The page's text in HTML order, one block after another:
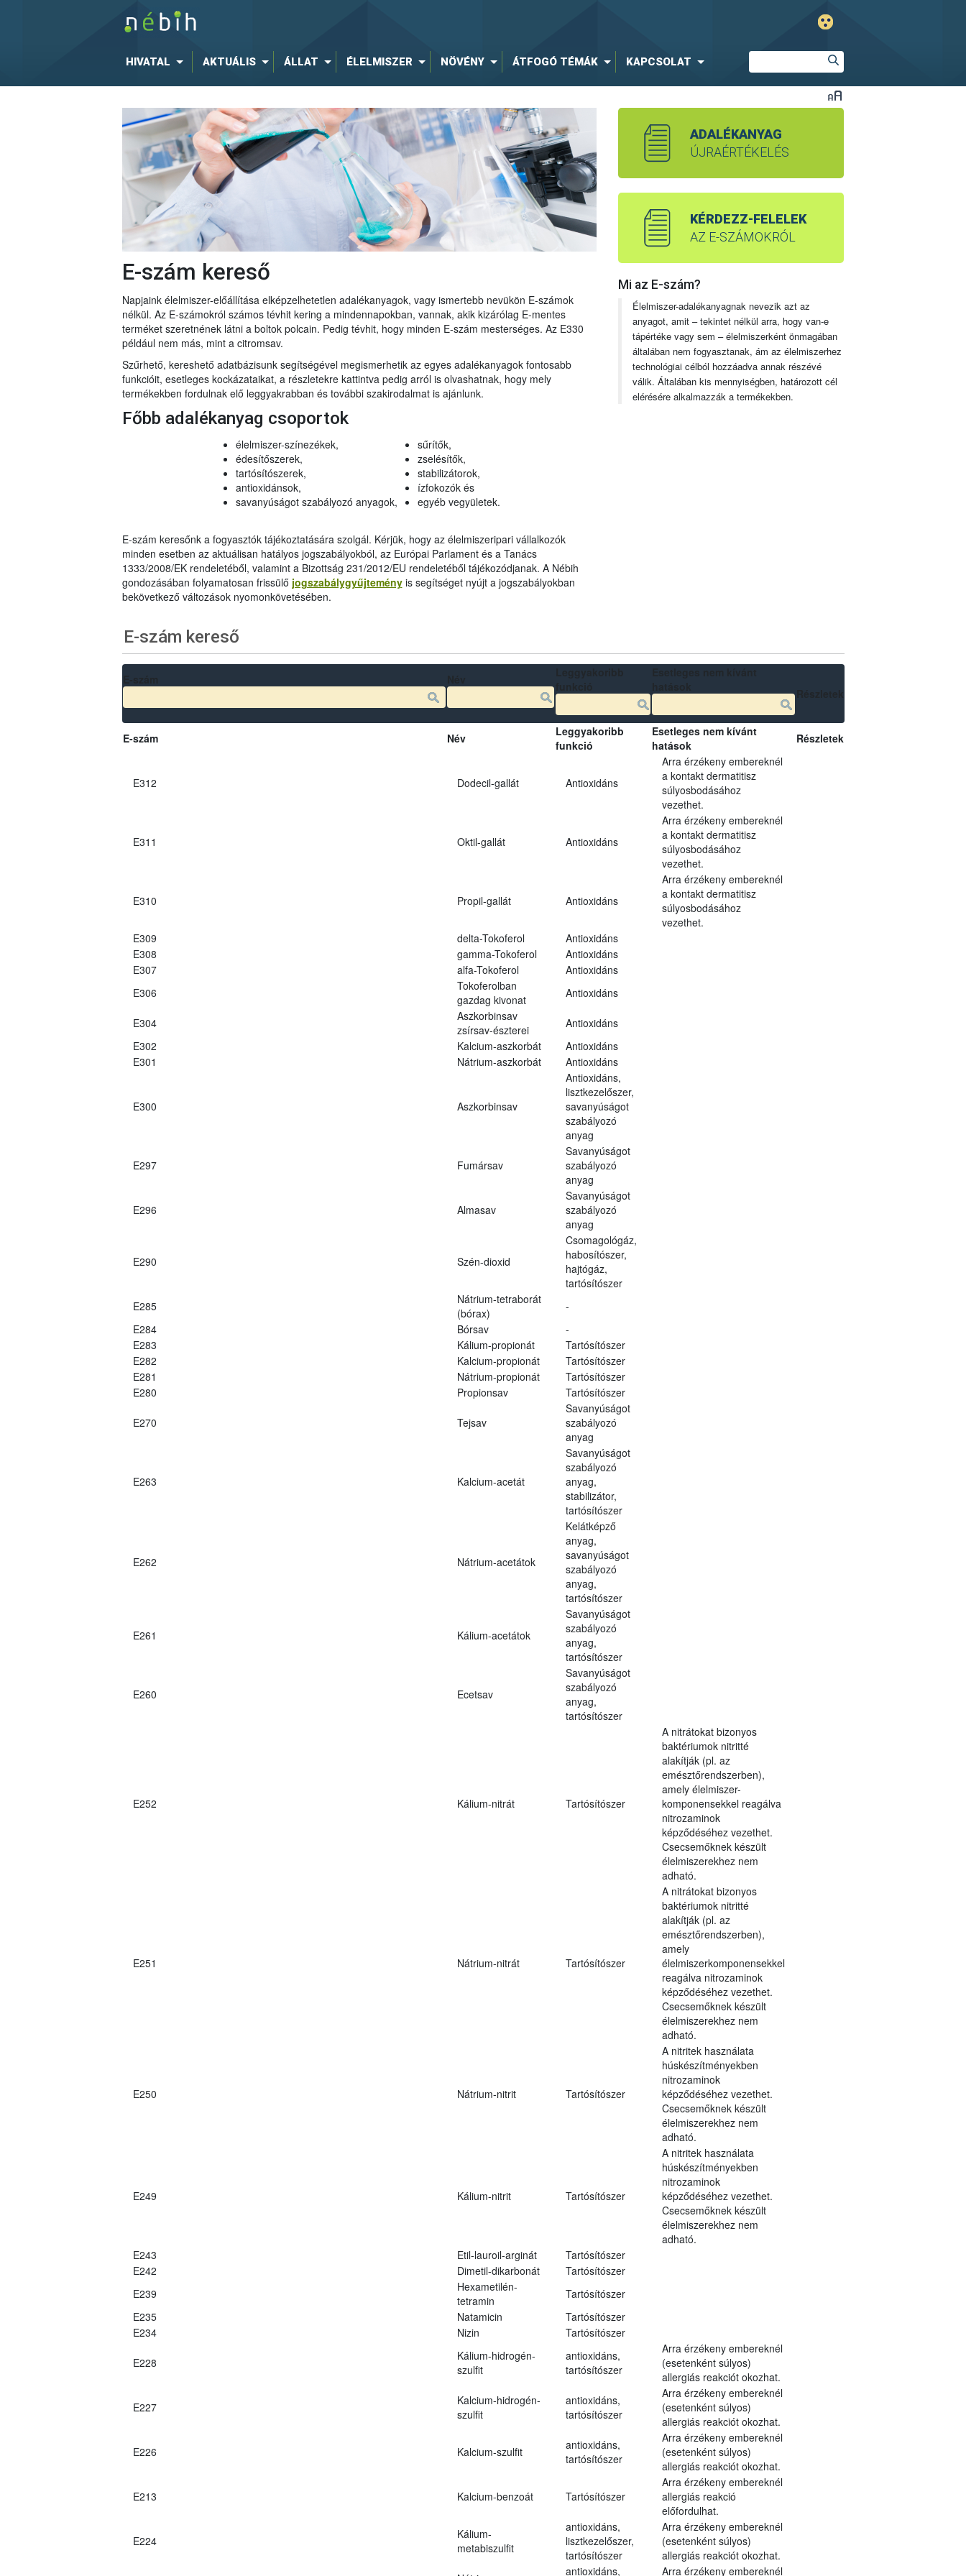
HIVATAL AKTUÁLIS ÁLLAT ÉLELMISZER NÖVÉNY ÁTFOGÓ TÉMÁK KAPCSOLAT
E-szám kereső
Napjaink élelmiszer-előállítása elképzelhetetlen adalékanyagok, vagy ismertebb nevükön E-számok
nélkül. Az E-számokról számos tévhit kering a mindennapokban, vannak, akik kizárólag E-mentes
terméket szeretnének látni a boltok polcain. Pedig tévhit, hogy minden E-szám mesterséges. Az E330
például nem más, mint a citromsav.
Szűrhető, kereshető adatbázisunk segítségével megismerhetik az egyes adalékanyagok fontosabb
funkcióit, esetleges kockázataikat, a részletekre kattintva pedig arról is olvashatnak, hogy mely
termékekben fordulnak elő leggyakrabban és további szakirodalmat is ajánlunk.
Főbb adalékanyag csoportok
élelmiszer-színezékek,
édesítőszerek,
tartósítószerek,
antioxidánsok,
savanyúságot szabályozó anyagok,
sűrítők,
zselésítők,
stabilizátorok,
ízfokozók és
egyéb vegyületek.
E-szám keresőnk a fogyasztók tájékoztatására szolgál. Kérjük, hogy az élelmiszeripari vállalkozók
minden esetben az aktuálisan hatályos jogszabályokból, az Európai Parlament és a Tanács
1333/2008/EK rendeletéből, valamint a Bizottság 231/2012/EU rendeletéből tájékozódjanak. A Nébih
gondozásában folyamatosan frissülő jogszabálygyűjteményis segítséget nyújt a jogszabályokban
bekövetkező változások nyomonkövetésében.
ADALÉKANYAG
ÚJRAÉRTÉKELÉS
KÉRDEZZ-FELELEK
AZ E-SZÁMOKRÓL
Mi az E-szám?
Élelmiszer-adalékanyagnak nevezik azt az
anyagot, amit – tekintet nélkül arra, hogy van-e
tápértéke vagy sem – élelmiszerként önmagában
általában nem fogyasztanak, ám az élelmiszerhez
technológiai célból hozzáadva annak részévé
válik. Általában kis mennyiségben, határozott cél
elérésére alkalmazzák a termékekben.
E-szám kereső
E-szám Név
Leggyakoribb
funkció
Esetleges nem kívánt
hatások
Részletek
E312 Dodecil-gallát Antioxidáns
Arra érzékeny embereknél
a kontakt dermatitisz
súlyosbodásához
vezethet.
E311 Oktil-gallát Antioxidáns
Arra érzékeny embereknél
a kontakt dermatitisz
súlyosbodásához
vezethet.
E310 Propil-gallát Antioxidáns
Arra érzékeny embereknél
a kontakt dermatitisz
súlyosbodásához
vezethet.
E309
delta-Tokoferol
Antioxidáns
E308
gamma-Tokoferol
Antioxidáns
E307
alfa-Tokoferol
Antioxidáns
E306
Tokoferolban
gazdag kivonat
Antioxidáns
E304
Aszkorbinsav
zsírsav-észterei
Antioxidáns
E302
Kalcium-aszkorbát
Antioxidáns
E301
Nátrium-aszkorbát Antioxidáns
E300 Aszkorbinsav
Antioxidáns,
lisztkezelőszer,
savanyúságot
szabályozó
anyag
E297 Fumársav
Savanyúságot
szabályozó
anyag
E296 Almasav
Savanyúságot
szabályozó
anyag
E290 Szén-dioxid
Csomagológáz,
habosítószer,
hajtógáz,
tartósítószer
E285
Nátrium-tetraborát
(bórax)
-
E284
Bórsav
-
E283
Kálium-propionát
Tartósítószer
E282
Kalcium-propionát
Tartósítószer
E281
Nátrium-propionát
Tartósítószer
E280
Propionsav Tartósítószer
E270 Tejsav
Savanyúságot
szabályozó
anyag
E263 Kalcium-acetát
Savanyúságot
szabályozó
anyag,
stabilizátor,
tartósítószer
E262 Nátrium-acetátok
Kelátképző
anyag,
savanyúságot
szabályozó
anyag,
tartósítószer
E261 Kálium-acetátok
Savanyúságot
szabályozó
anyag,
tartósítószer
E260 Ecetsav
Savanyúságot
szabályozó
anyag,
tartósítószer
E252 Kálium-nitrát Tartósítószer
A nitrátokat bizonyos
baktériumok nitritté
alakítják (pl. az
emésztőrendszerben),
amely élelmiszer-
komponensekkel reagálva
nitrozaminok
képződéséhez vezethet.
Csecsemőknek készült
élelmiszerekhez nem
adható.
E251 Nátrium-nitrát Tartósítószer
A nitrátokat bizonyos
baktériumok nitritté
alakítják (pl. az
emésztőrendszerben),
amely
élelmiszerkomponensekkel
reagálva nitrozaminok
képződéséhez vezethet.
Csecsemőknek készült
élelmiszerekhez nem
adható.
E250 Nátrium-nitrit Tartósítószer
A nitritek használata
húskészítményekben
nitrozaminok
képződéséhez vezethet.
Csecsemőknek készült
élelmiszerekhez nem
adható.
E249 Kálium-nitrit Tartósítószer
A nitritek használata
húskészítményekben
nitrozaminok
képződéséhez vezethet.
Csecsemőknek készült
élelmiszerekhez nem
adható.
E243
Etil-lauroil-arginát
Tartósítószer
E242
Dimetil-dikarbonát
Tartósítószer
E239
Hexametilén-
tetramin
Tartósítószer
E235
Natamicin
Tartósítószer
E234
Nizin Tartósítószer
E228
Kálium-hidrogén-
szulfit
antioxidáns,
tartósítószer
Arra érzékeny embereknél
(esetenként súlyos)
allergiás reakciót okozhat.
E227
Kalcium-hidrogén-
szulfit
antioxidáns,
tartósítószer
Arra érzékeny embereknél
(esetenként súlyos)
allergiás reakciót okozhat.
E226 Kalcium-szulfit
antioxidáns,
tartósítószer
Arra érzékeny embereknél
(esetenként súlyos)
allergiás reakciót okozhat.
E213 Kalcium-benzoát Tartósítószer
Arra érzékeny embereknél
allergiás reakció
előfordulhat.
E224
Kálium-
metabiszulfit
antioxidáns,
lisztkezelőszer,
tartósítószer
Arra érzékeny embereknél
(esetenként súlyos)
allergiás reakciót okozhat.
antioxidáns, Arra érzékeny embereknél